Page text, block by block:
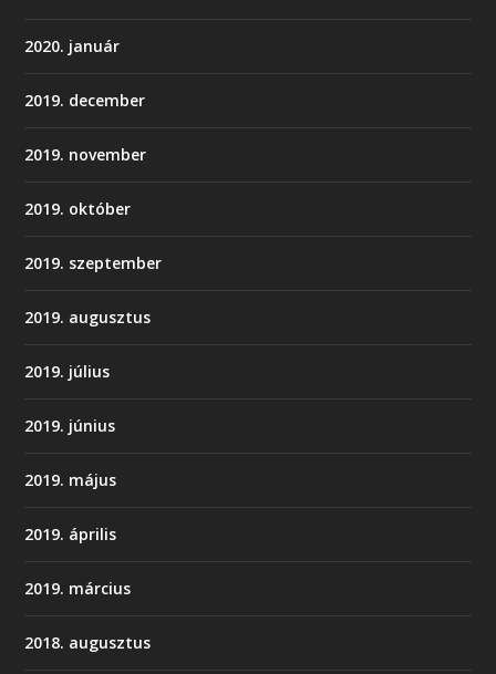
2020. január
2019. december
2019. november
2019. október
2019. szeptember
2019. augusztus
2019. július
2019. június
2019. május
2019. április
2019. március
2018. augusztus